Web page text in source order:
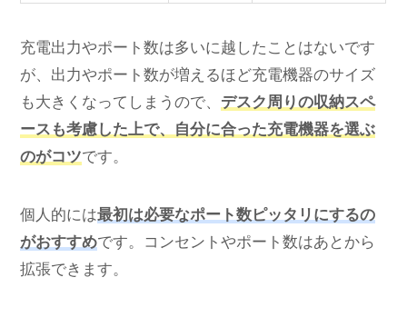
充電出力やポート数は多いに越したことはないです
が、出力やポート数が増えるほど充電機器のサイズ
も大きくなってしまうので、 デスク周りの収納スペ
ースも考慮した上で、自分に合った充電機器を選ぶ
のがコツです。
個人的には最初は必要なポート数ピッタリにするの
がおすすめです。コンセントやポート数はあとから
拡張できます。